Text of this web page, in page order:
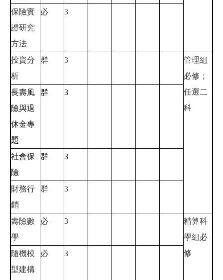
保險實
證研究
方法
必 3
投資分
析
群 3
管理組
必修；
任選二
科
長壽風
險與退
休金專
題
群 3
社會保
險
群 3
財務行
銷
群 3
壽險數
學
必 3
精算科
學組必
修
隨機模
型建構
必 3